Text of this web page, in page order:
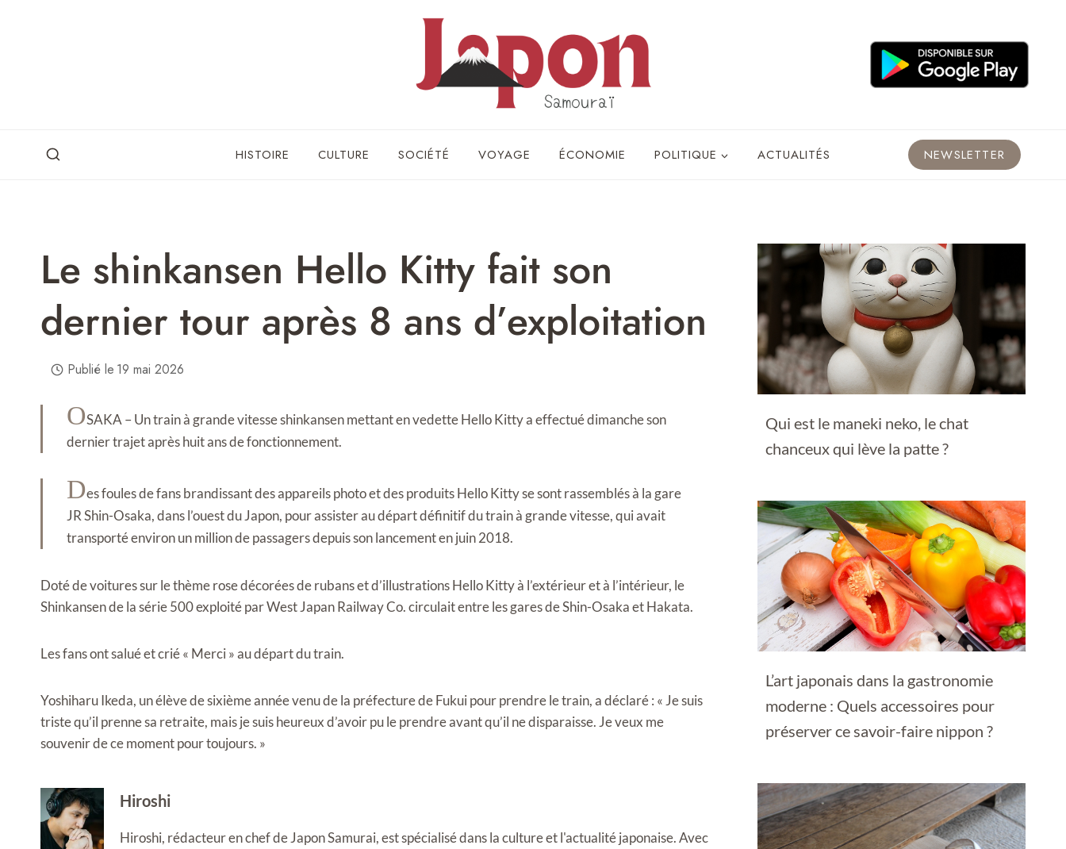
HISTOIRE CULTURE SOCIÉTÉ VOYAGE ÉCONOMIE POLITIQUE ACTUALITÉS NEWSLETTER
Le shinkansen Hello Kitty fait son
dernier tour après 8 ans d’exploitation
Publié le 19 mai 2026
OSAKA – Un train à grande vitesse shinkansen mettant en vedette Hello Kitty a effectué dimanche son
dernier trajet après huit ans de fonctionnement.
Des foules de fans brandissant des appareils photo et des produits Hello Kitty se sont rassemblés à la gare
JR Shin-Osaka, dans l’ouest du Japon, pour assister au départ définitif du train à grande vitesse, qui avait
transporté environ un million de passagers depuis son lancement en juin 2018.
Doté de voitures sur le thème rose décorées de rubans et d’illustrations Hello Kitty à l’extérieur et à l’intérieur, le
Shinkansen de la série 500 exploité par West Japan Railway Co. circulait entre les gares de Shin-Osaka et Hakata.
Les fans ont salué et crié « Merci » au départ du train.
Yoshiharu Ikeda, un élève de sixième année venu de la préfecture de Fukui pour prendre le train, a déclaré : « Je suis
triste qu’il prenne sa retraite, mais je suis heureux d’avoir pu le prendre avant qu’il ne disparaisse. Je veux me
souvenir de ce moment pour toujours. »
Hiroshi
Hiroshi, rédacteur en chef de Japon Samurai, est spécialisé dans la culture et l'actualité japonaise. Avec
Qui est le maneki neko, le chat
chanceux qui lève la patte ?
L’art japonais dans la gastronomie
moderne : Quels accessoires pour
préserver ce savoir-faire nippon ?